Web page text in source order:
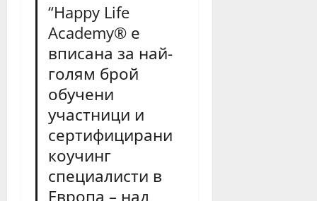
“Happy Life
Academy® е
вписана за най-
голям брой
обучени
участници и
сертифицирани
коучинг
специалисти в
Европа – над